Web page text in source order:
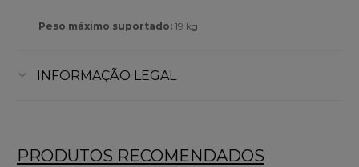
Peso máximo suportado: 19 kg
INFORMAÇÃO LEGAL
PRODUTOS RECOMENDADOS